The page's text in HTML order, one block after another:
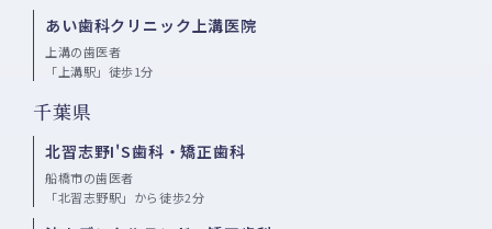
あい歯科クリニック上溝医院
上溝の歯医者
「上溝駅」徒歩1分
千葉県
北習志野I'S歯科・矯正歯科
船橋市の歯医者
「北習志野駅」から徒歩2分